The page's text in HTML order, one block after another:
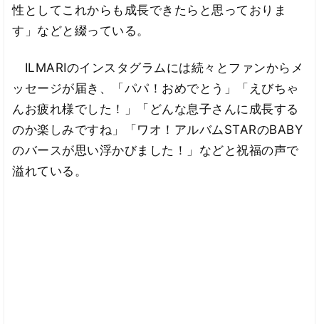
性としてこれからも成長できたらと思っておりま
す」などと綴っている。
ILMARIのインスタグラムには続々とファンからメ
ッセージが届き、「パパ！おめでとう」「えびちゃ
んお疲れ様でした！」「どんな息子さんに成長する
のか楽しみですね」「ワオ！アルバムSTARのBABY
のバースが思い浮かびました！」などと祝福の声で
溢れている。